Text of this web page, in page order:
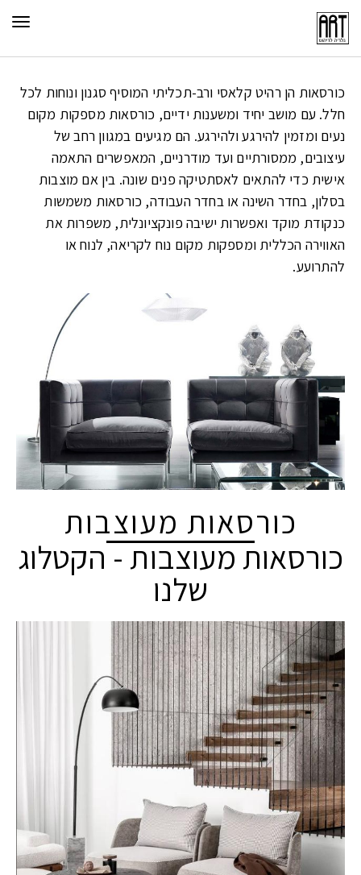
כורסאות הן רהיט קלאסי ורב-תכליתי המוסיף סגנון ונוחות לכל
חלל. עם מושב יחיד ומשענות ידיים, כורסאות מספקות מקום
נעים ומזמין להירגע ולהירגע. הם מגיעים במגוון רחב של
עיצובים, ממסורתיים ועד מודרניים, המאפשרים התאמה
אישית כדי להתאים לאסתטיקה פנים שונה. בין אם מוצבות
בסלון, בחדר השינה או בחדר העבודה, כורסאות משמשות
כנקודת מוקד ואפשרות ישיבהפונקציונלית, משפרות את
האווירה הכללית ומספקות מקום נוח לקריאה, לנוח או
להתרועע.
כורסאות מעוצבות
כורסאות מעוצבות - הקטלוג
שלנו